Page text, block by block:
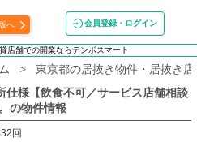
へ 会員登録・ログイン
店舗での開業ならテンポスマート
東京都の居抜き物件・居抜き
仕様【飲食不可／サービス店舗相談
の物件情報
回